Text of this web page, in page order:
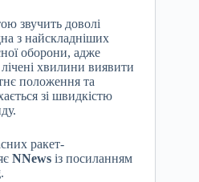
звучить доволі
з найскладніших
оборони, адже
хвилини виявити
положення та
зі швидкістю
ракет-
NNews із посиланням
.